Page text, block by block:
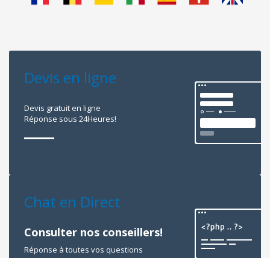
Devis en ligne
Devis gratuit en ligne
Réponse sous 24Heures!
Chat en Direct
Consulter nos conseillers!
Réponse à toutes vos questions